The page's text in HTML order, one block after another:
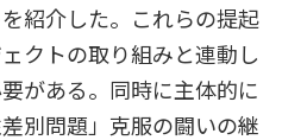
紹介した。これらの提起
クトの取り組みと連動し
がある。同時に主体的に
別問題」克服の闘いの継